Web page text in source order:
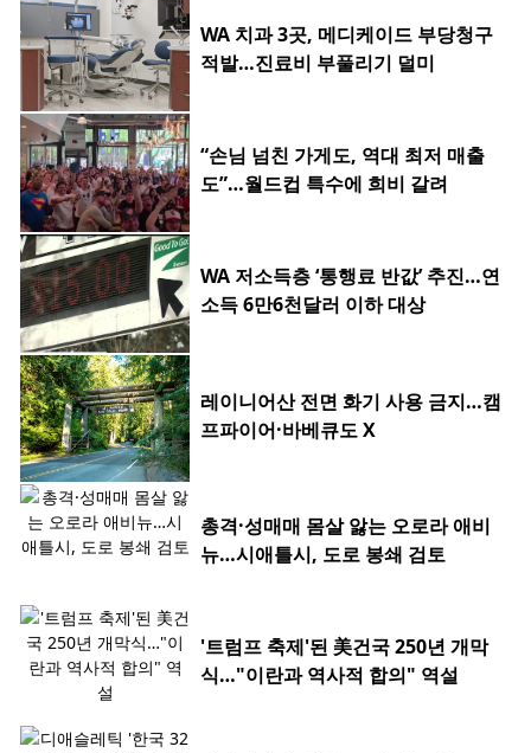
WA 치과 3곳, 메디케이드 부당청구
적발…진료비 부풀리기 덜미
“손님 넘친 가게도, 역대 최저 매출
도”…월드컵 특수에 희비 갈려
WA 저소득층 ‘통행료 반값’ 추진…연
소득 6만6천달러 이하 대상
레이니어산 전면 화기 사용 금지…캠
프파이어·바베큐도 X
총격·성매매 몸살 앓는 오로라 애비
뉴…시애틀시, 도로 봉쇄 검토
'트럼프 축제'된 美건국 250년 개막
식…"이란과 역사적 합의" 역설